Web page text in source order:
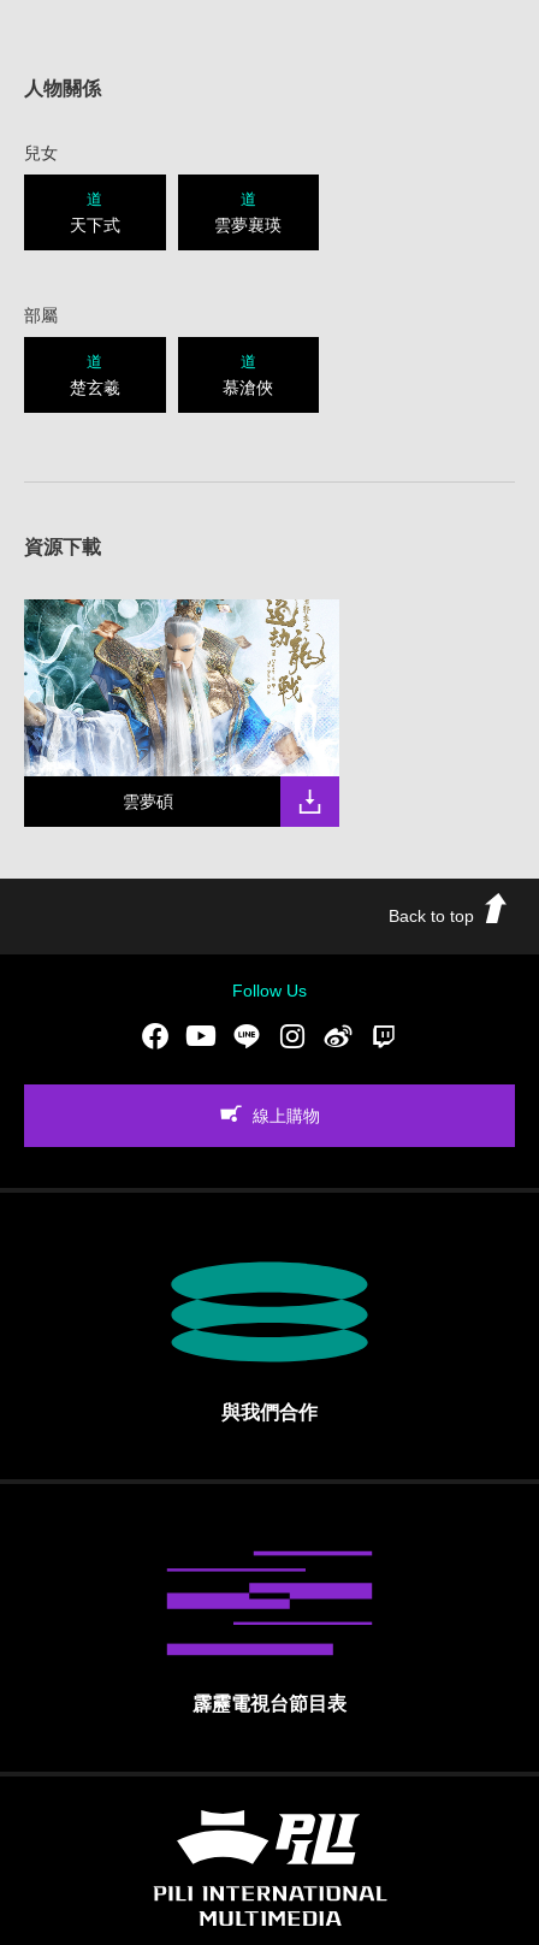
人物關係
兒女
道
天下式
道
雲夢襄瑛
部屬
道
楚玄羲
道
慕滄俠
資源下載
雲夢碩
Back to top
Follow Us
FacebookYoutubeLINE Instgram新浪微博
線上購物
與我們合作
霹靂電視台節目表
霹靂國際多媒體股份有限公司 PILI